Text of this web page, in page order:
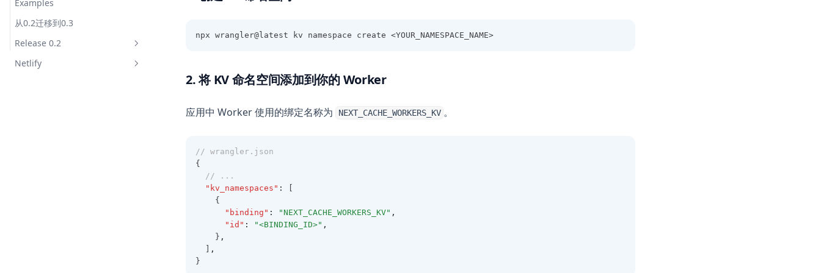
Examples
从0.2迁移到0.3
Release 0.2
Overview
Netlify
npx wrangler@latest kv namespace create <YOUR_NAMESPACE_NAME>
2. 将 KV 命名空间添加到你的 Worker
应用中 Worker 使用的绑定名称为 NEXT_CACHE_WORKERS_KV 。
// wrangler.json
{
// ...
"kv_namespaces" :
    {
"binding" : "NEXT_CACHE_WORKERS_KV" ,
"id" : "<BINDING_ID>" ,
    }
,
,
}